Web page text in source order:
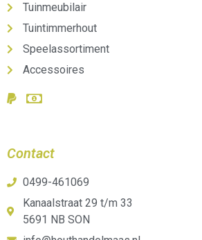
Tuinmeubilair
Tuintimmerhout
Speelassortiment
Accessoires
Contact
0499-461069
Kanaalstraat 29 t/m 33
5691 NB SON